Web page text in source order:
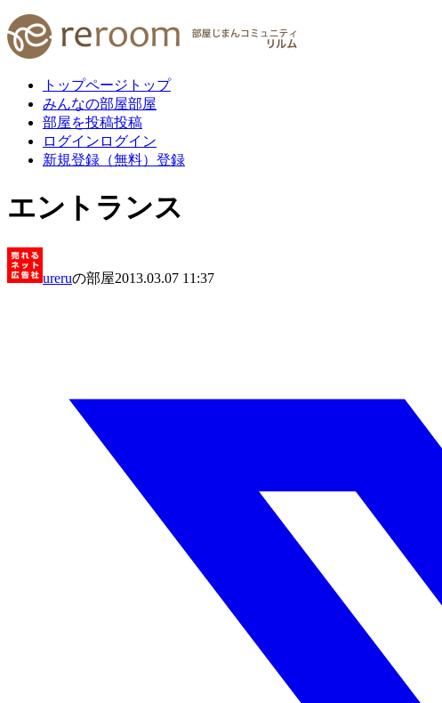
トップページ トップ
みんなの部屋部屋
部屋を投稿投稿
ログイン ログイン
新規登録（無料） 登録
エントランス
ureruの部屋2013.03.07 11:37